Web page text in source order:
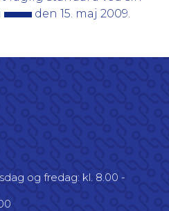
den 15. maj 2009.
og fredag: kl. 8.00 -